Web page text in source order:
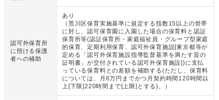
認可外保育所
に預ける保護
者への補助
あり
（ 荒川区保育実施基準に規定する指数15以上の世帯
に対し、認可保育園に入園した場合の保育料と認証
保育所等(認証保育所・家庭福祉員・グループ型家庭
的保育、定期利用保育、認可外保育施設[東京都等が
定める「認可外保育施設指導監督基準を満たす旨の
証明書」が交付されている認可外保育施設])に支払
っている保育料との差額を補助する(ただし、保育料
については、月6万円までかつ月契約時間120時間以
上[下限]220時間まで[上限]とする)。
）